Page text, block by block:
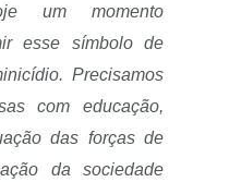
um momento
esse símbolo de
Precisamos
com educação,
das forças de
da sociedade